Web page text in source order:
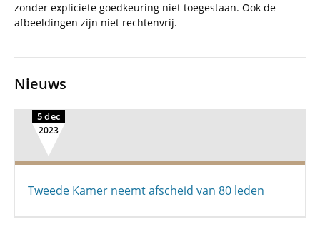
zonder expliciete goedkeuring niet toegestaan. Ook de
afbeeldingen zijn niet rechtenvrij.
Nieuws
5 dec
2023
Tweede Kamer neemt afscheid van 80 leden